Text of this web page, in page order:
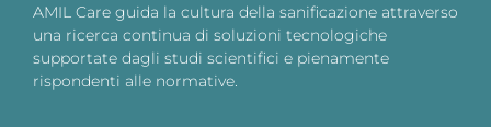
AMIL Care guida la cultura della sanificazione attraverso
una ricerca continua di soluzioni tecnologiche
supportate dagli studi scientifici e pienamente
rispondenti alle normative.